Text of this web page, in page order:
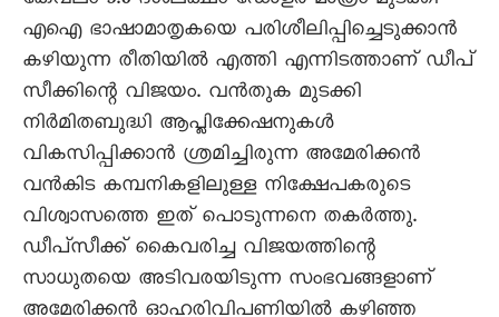
എഐ ഭാഷാമാതൃകയെ പരിശീലിപ്പിച്ചെടുക്കാൻ
കഴിയുന്ന രീതിയിൽ എത്തി എന്നിടത്താണ് ഡീപ്
സീക്കിന്റെ വിജയം. വൻതുക മുടക്കി
നിർമിതബുദ്ധി ആപ്ലിക്കേഷനുകൾ
വികസിപ്പിക്കാൻ ശ്രമിച്ചിരുന്ന അമേരിക്കൻ
വൻകിട കമ്പനികളിലുള്ള നിക്ഷേപകരുടെ
വിശ്വാസത്തെ ഇത് പൊടുന്നനെ തകർത്തു.
ഡീപ്‌സീക്ക് കൈവരിച്ച വിജയത്തിന്റെ
സാധുതയെ അടിവരയിടുന്ന സംഭവങ്ങളാണ്